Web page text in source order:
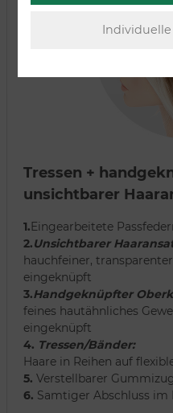
Tressen +
unsichtbarer
1.Eingearbeitete
2.Unsichtbarer
hauchfeiner,
eingeknüpft
3.Handgeknüpfter
feines hautähnliches
eingeknüpft
4. Tressen/Bänder:
Haare in Reihen auf
5. Verstellbarer Gummizug
6. Samtiger Abschluss im